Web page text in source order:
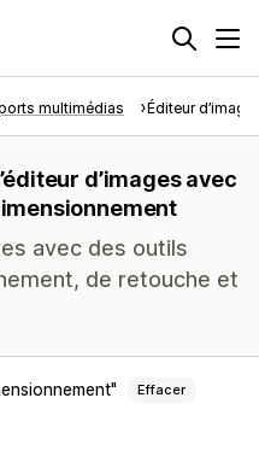
multimédias Éditeur
d’images avec
avec des outils
de retouche et
Effacer